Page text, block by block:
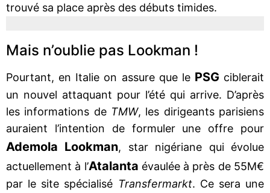
trouvé sa place après des débuts timides.
Mais n’oublie pas Lookman !
Pourtant, en Italie on assure que le PSG ciblerait
un nouvel attaquant pour l’été qui arrive. D’après
les informations de TMW, les dirigeants parisiens
auraient l’intention de formuler une offre pour
Ademola Lookman, star nigériane qui évolue
actuellement à l’Atalanta évaulée à près de 55M€
par le site spécialisé Transfermarkt. Ce sera une